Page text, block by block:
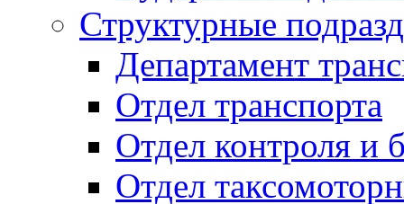
Структурные
Департамент
Отдел транспорта
Отдел контроля и
Отдел